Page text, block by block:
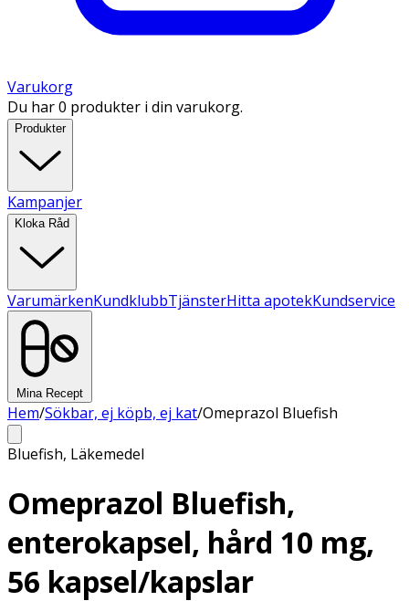
Varukorg
Du har 0 produkter i din varukorg.
Produkter
Kampanjer
Kloka Råd
VarumärkenKundklubbTjänsterHitta apotekKundservice
Mina Recept
Hem/Sökbar, ej köpb, ej kat/Omeprazol Bluefish
Bluefish, Läkemedel
Omeprazol Bluefish,
enterokapsel, hård 10 mg,
56 kapsel/kapslar